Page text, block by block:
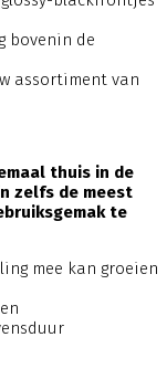
bovenin de
assortiment van
thuis in de
zelfs de meest
te
mee kan groeien